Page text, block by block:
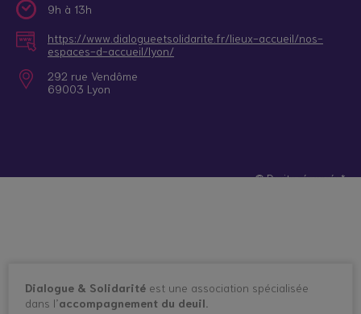
9h à 13h
https://www.dialogueetsolidarite.fr/lieux-accueil/nos-
espaces-d-accueil/lyon/
292 rue Vendôme
69003 Lyon
© Droits réservés*
Dialogue & Solidarité est une association spécialisée
dans l’accompagnement du deuil.